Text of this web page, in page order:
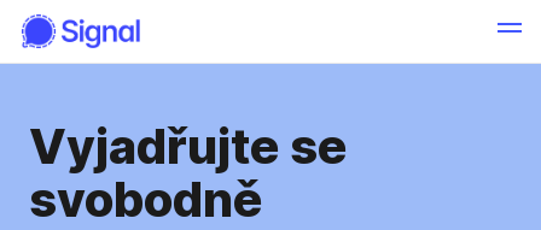
Vyjadřujte se
svobodně